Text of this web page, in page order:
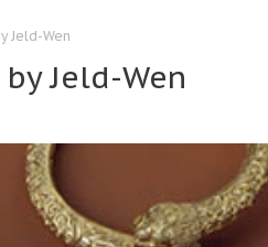
Jeld-Wen
Jeld-Wen